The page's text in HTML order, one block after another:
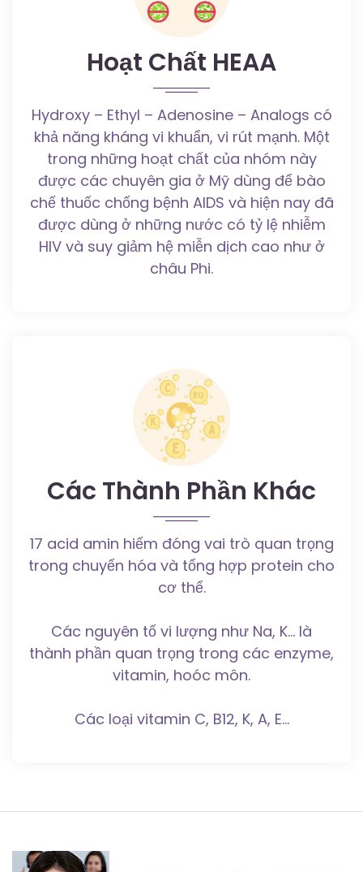
Hoạt Chất HEAA
Hydroxy – Ethyl – Adenosine – Analogs có
khả năng kháng vi khuẩn, vi rút mạnh. Một
trong những hoạt chất của nhóm này
được các chuyên gia ở Mỹ dùng để bào
chế thuốc chống bệnh AIDS và hiện nay đã
được dùng ở những nước có tỷ lệ nhiễm
HIV và suy giảm hệ miễn dịch cao như ở
châu Phi.
Các Thành Phần Khác
17 acid amin hiếm đóng vai trò quan trọng
trong chuyển hóa và tổng hợp protein cho
cơ thể.
Các nguyên tố vi lượng như Na, K… là
thành phần quan trọng trong các enzyme,
vitamin, hoóc môn.
Các loại vitamin C, B12, K, A, E…